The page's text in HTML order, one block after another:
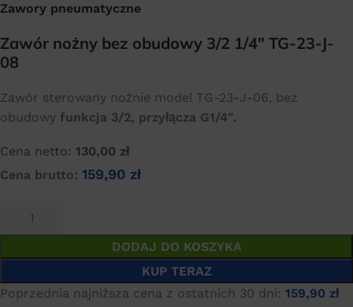
Zawory pneumatyczne
Zawór nożny bez obudowy 3/2 1/4″ TG-23-J-
08
Zawór sterowany nożnie model TG-23-J-06, bez
obudowy funkcja 3/2, przyłącza G1/4″.
Cena netto: 130,00 zł
Cena brutto: 159,90 zł
DODAJ DO KOSZYKA
KUP TERAZ
Poprzednia najniższa cena z ostatnich 30 dni: 159,90 zł